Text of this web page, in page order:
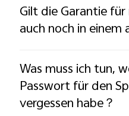
Gilt die Garantie
auch noch in einem
Was muss ich tun,
Passwort für den
vergessen habe？